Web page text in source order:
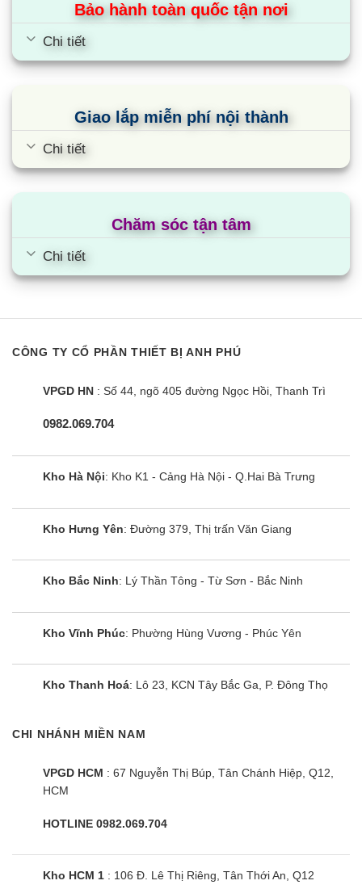
Điều hòa Daikin 1 chiều 18000BTU
FDBRN50DXV1V/RNV50BV1V
Bảo hành toàn quốc tận nơi
Chi tiết
Giao lắp miễn phí nội thành
Chi tiết
Chăm sóc tận tâm
Chi tiết
CÔNG TY CỔ PHẦN THIẾT BỊ ANH PHÚ
VPGD HN : Số 44, ngõ 405 đường Ngọc Hồi, Thanh Trì
0982.069.704
Kho Hà Nội: Kho K1 - Cảng Hà Nội - Q.Hai Bà Trưng
Kho Hưng Yên: Đường 379, Thị trấn Văn Giang
Kho Bắc Ninh: Lý Thần Tông - Từ Sơn - Bắc Ninh
Kho Vĩnh Phúc: Phường Hùng Vương - Phúc Yên
Kho Thanh Hoá: Lô 23, KCN Tây Bắc Ga, P. Đông Thọ
CHI NHÁNH MIỀN NAM
VPGD HCM : 67 Nguyễn Thị Búp, Tân Chánh Hiệp, Q12,
HCM
HOTLINE 0982.069.704
Kho HCM 1 : 106 Đ. Lê Thị Riêng, Tân Thới An, Q12